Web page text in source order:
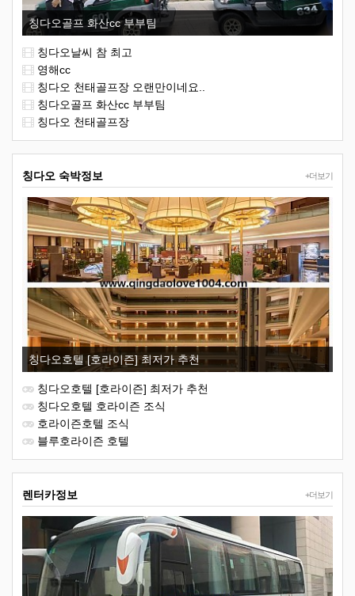
칭다오골프 화산cc 부부팀
칭다오날씨 참 최고
영해cc
칭다오 천태골프장 오랜만이네요..
칭다오골프 화산cc 부부팀
칭다오 천태골프장
+더보기
칭다오 숙박정보
칭다오호텔 [호라이즌] 최저가 추천
칭다오호텔 [호라이즌] 최저가 추천
칭다오호텔 호라이즌 조식
호라이즌호텔 조식
블루호라이즌 호텔
+더보기
렌터카정보